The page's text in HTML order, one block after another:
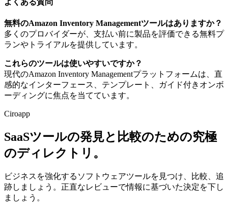
無料のAmazon Inventory Managementツールはありますか？
多くのプロバイダーが、支払い前に製品を評価できる無料プ
ランやトライアルを提供しています。
これらのツールは使いやすいですか？
現代のAmazon Inventory Managementプラットフォームは、直
感的なインターフェース、テンプレート、ガイド付きオンボ
ーディングに焦点を当てています。
Ciroapp
SaaSツールの発見と比較のための究極
のディレクトリ。
ビジネスを強化するソフトウェアツールを見つけ、比較、追
跡しましょう。正直なレビューで情報に基づいた決定を下し
ましょう。